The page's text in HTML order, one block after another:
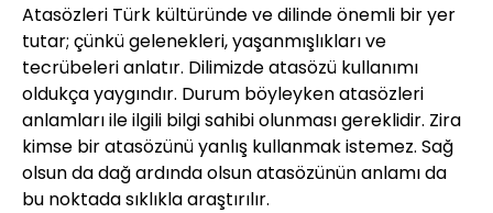
Atasözleri Türk kültüründe ve dilinde önemli bir yer
tutar; çünkü gelenekleri, yaşanmışlıkları ve
tecrübeleri anlatır. Dilimizde atasözü kullanımı
oldukça yaygındır. Durum böyleyken atasözleri
anlamları ile ilgili bilgi sahibi olunması gereklidir. Zira
kimse bir atasözünü yanlış kullanmak istemez. Sağ
olsun da dağ ardında olsun atasözünün anlamı da
bu noktada sıklıkla araştırılır.